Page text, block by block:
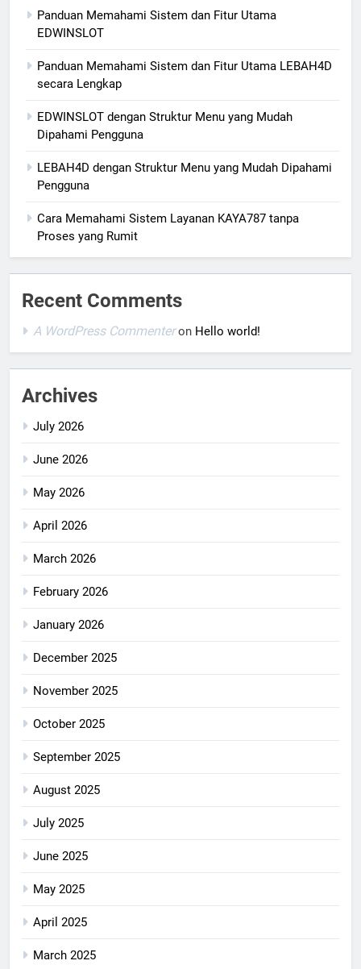
Panduan Memahami Sistem dan Fitur Utama
EDWINSLOT
Panduan Memahami Sistem dan Fitur Utama LEBAH4D
secara Lengkap
EDWINSLOT dengan Struktur Menu yang Mudah
Dipahami Pengguna
LEBAH4D dengan Struktur Menu yang Mudah Dipahami
Pengguna
Cara Memahami Sistem Layanan KAYA787 tanpa
Proses yang Rumit
Recent Comments
A WordPress Commenteron Hello world!
Archives
July 2026
June 2026
May 2026
April 2026
March 2026
February 2026
January 2026
December 2025
November 2025
October 2025
September 2025
August 2025
July 2025
June 2025
May 2025
April 2025
March 2025